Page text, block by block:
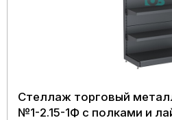
Стеллаж торговый
№1-2.15-1Ф с полками и